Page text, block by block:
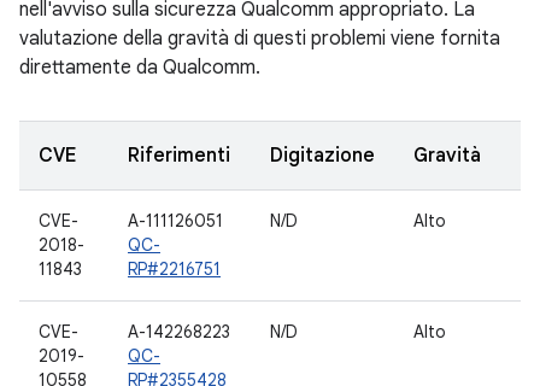
nell'avviso sulla sicurezza Qualcomm appropriato. La
valutazione della gravità di questi problemi viene fornita
direttamente da Qualcomm.
CVE Riferimenti Digitazione Gravità
CVE-
2018-
11843
A-111126051
QC-
RP#2216751
N/D Alto
CVE-
2019-
10558
A-142268223
QC-
RP#2355428
N/D Alto